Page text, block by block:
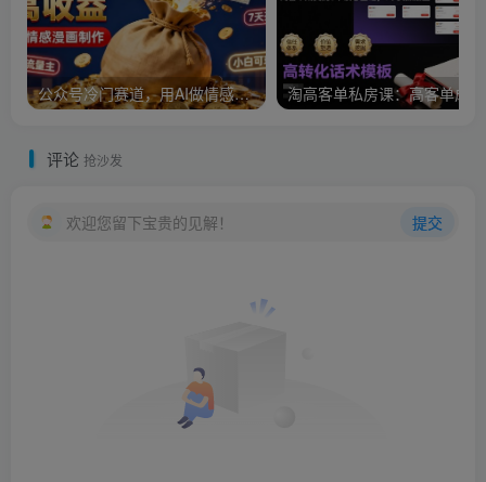
公众号冷门赛道，用AI做情感漫画，7天开通流量主，操作简单，小白可玩
评论 抢沙发
欢迎您留下宝贵的见解！ 提交